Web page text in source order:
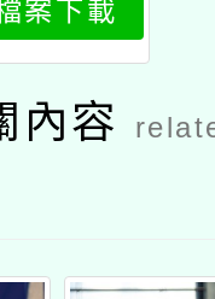
1
案下載
內容